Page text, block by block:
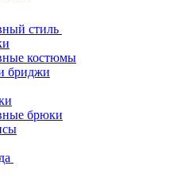
стиль
костюмы
бриджи
брюки